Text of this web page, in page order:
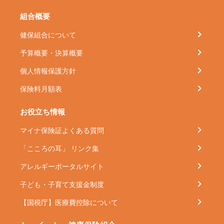
組合概要
健保組合について
予算概要・決算概要
個人情報保護方針
保険料月額表
お役立ち情報
マイナ保険証よくある質問
「こころの耳」 リンク集
アレルギーポータルサイト
子ども・子育て支援金制度
【国税庁】医療費控除について